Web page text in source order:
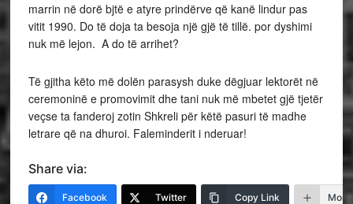
marrin në dorë bjtë e atyre prindërve që kanë lindur pas
vitit 1990. Do të doja ta besoja një gjë të tillë. por dyshimi
nuk më lejon. A do të arrihet?
Të gjitha këto më dolën parasysh duke dëgjuar lektorët në
ceremoninë e promovimit dhe tani nuk më mbetet gjë tjetër
veçse ta fanderoj zotin Shkreli për këtë pasuri të madhe
letrare që na dhuroi. Faleminderit i nderuar!
Share via:
Facebook Twitter Copy Link More